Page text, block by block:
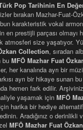
Pop Tarihinin En
bırakan Mazhar-
karakteristik vokal
en prestijli parçası
size yaşatıyor.
Collection, sıradan
bu MFÖ Mazhar Fuat
her kanalında ayrı bir
ayrı bir hikaye sunan bu
hemen fark edilir.
yaşamak için MFÖ
harika bir hediye
Aradığınız o
MFÖ Mazhar Fuat